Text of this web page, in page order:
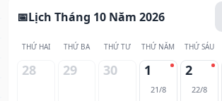
Lịch Tháng 10 Năm 2026
THỨ HAI THỨ BA THỨ TƯ THỨ NĂM THỨ SÁU
28 29 30 1
21/8
2
22/8